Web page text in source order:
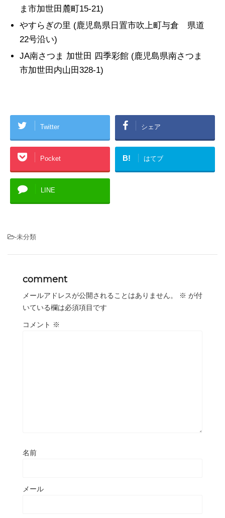
ま市加世田麓町15-21)
やすらぎの里 (鹿児島県日置市吹上町与倉 県道
22号沿い)
JA南さつま 加世田 四季彩館 (鹿児島県南さつま
市加世田内山田328-1)
Twitter シェア
Pocket B! はてブ
LINE
-未分類
comment
メールアドレスが公開されることはありません。 ※ が付
いている欄は必須項目です
コメント ※
名前
メール